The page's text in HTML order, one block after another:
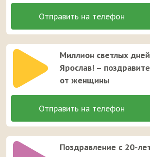
Миллион светлых
Ярослав! –
от женщины
Поздравление с 20-